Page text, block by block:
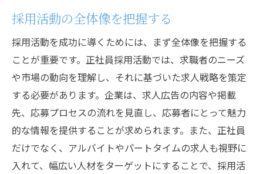
採用活動の全体像を把握する
採用活動を成功に導くためには、まず全体像を把握する
ことが重要です。正社員採用活動では、求職者のニーズ
や市場の動向を理解し、それに基づいた求人戦略を策定
する必要があります。企業は、求人広告の内容や掲載
先、応募プロセスの流れを見直し、応募者にとって魅力
的な情報を提供することが求められます。また、正社員
だけでなく、アルバイトやパートタイムの求人も視野に
入れて、幅広い人材をターゲットにすることで、採用活